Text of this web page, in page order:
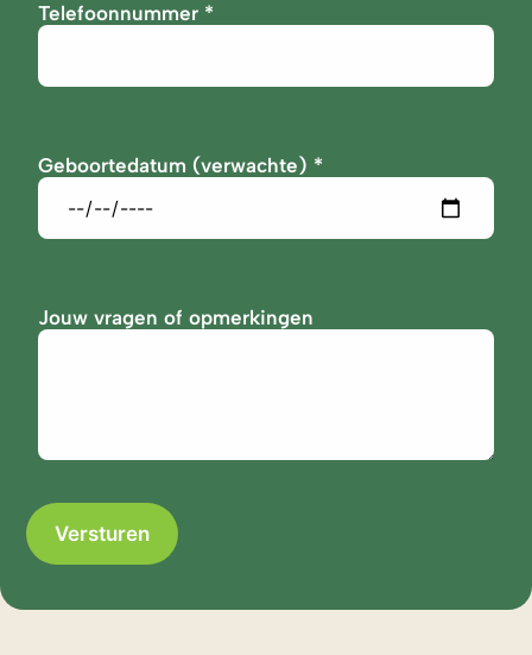
Telefoonnummer
Geboortedatum (verwachte)
Jouw vragen of opmerkingen